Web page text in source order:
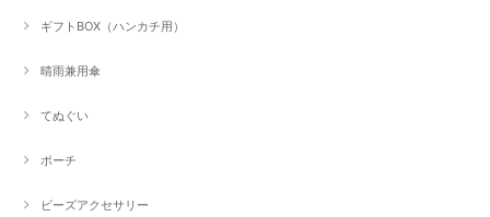
ギフトBOX（ハンカチ用）
晴雨兼用傘
てぬぐい
ポーチ
ビーズアクセサリー